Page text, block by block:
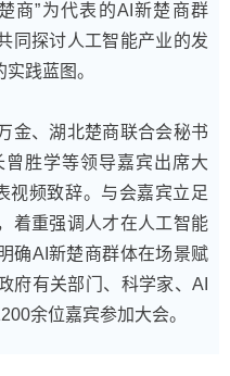
商”为代表的AI新楚商群
同探讨人工智能产业的发
践蓝图。
金、湖北楚商联合会秘书
胜学等领导嘉宾出席大
视频致辞。与会嘉宾立足
着重强调人才在人工智能
确AI新楚商群体在场景赋
府有关部门、科学家、AI
余位嘉宾参加大会。